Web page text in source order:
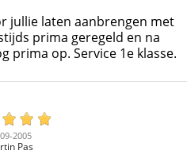
jullie laten aanbrengen met
prima geregeld en na
prima op. Service 1e klasse.
2005
Pas